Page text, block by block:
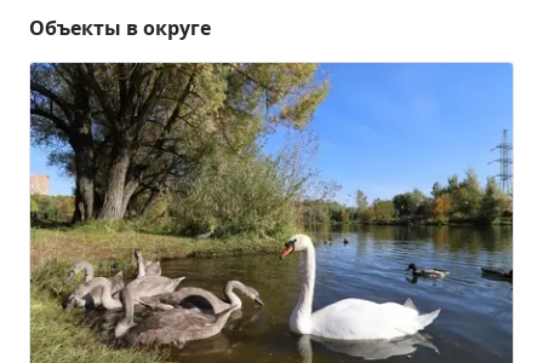
Объекты в округе